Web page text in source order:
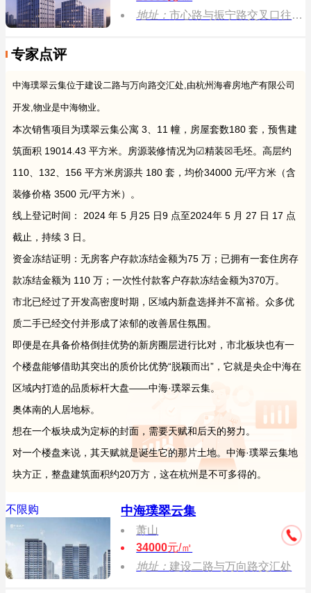
地址：市心路与振宁路交叉口往东300米
专家点评
中海璞翠云集位于建设二路与万向路交汇处,由杭州海睿房地产有限公司
开发,物业是中海物业。
本次销售项目为璞翠云集公寓 3、11 幢，房屋套数180 套，预售建
筑面积 19014.43 平方米。房源装修情况为☑精装☒毛坯。高层约
110、132、156 平方米房源共 180 套，均价34000 元/平方米（含
装修价格 3500 元/平方米）。
线上登记时间： 2024 年 5 月25 日9 点至2024年 5 月 27 日 17 点
截止，持续 3 日。
资金冻结证明：无房客户存款冻结金额为75 万；已拥有一套住房存
款冻结金额为 110 万；一次性付款客户存款冻结金额为370万。
市北已经过了开发高密度时期，区域内新盘选择并不富裕。众多优
质二手已经交付并形成了浓郁的改善居住氛围。
即便是在具备价格倒挂优势的新房圈层进行比对，市北板块也有一
个楼盘能够借助其突出的质价比优势“脱颖而出”，它就是央企中海在
区域内打造的品质标杆大盘——中海·璞翠云集。
奥体南的人居地标。
想在一个板块成为定标的封面，需要天赋和后天的努力。
对一个楼盘来说，其天赋就是诞生它的那片土地。中海·璞翠云集地
块方正，整盘建筑面积约20万方，这在杭州是不可多得的。
不限购 中海璞翠云集
萧山
34000元/㎡
地址： 建设二路与万向路交汇处